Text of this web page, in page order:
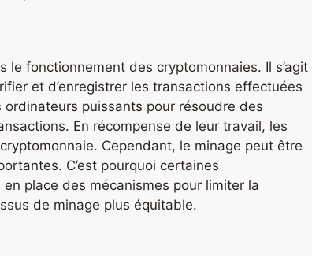
le fonctionnement des cryptomonnaies. Il s’agit
et d’enregistrer les transactions effectuées
puissants pour résoudre des
En récompense de leur travail, les
Cependant, le minage peut être
C’est pourquoi certaines
en place des mécanismes pour limiter la
de minage plus équitable.